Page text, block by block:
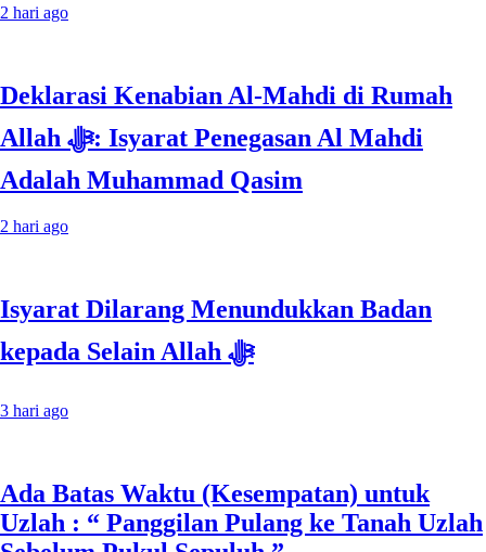
2 hari ago
Deklarasi Kenabian Al-Mahdi di Rumah
Allah ﷻ: Isyarat Penegasan Al Mahdi
Adalah Muhammad Qasim
2 hari ago
Isyarat Dilarang Menundukkan Badan
kepada Selain Allah ﷻ
3 hari ago
Ada Batas Waktu (Kesempatan) untuk
Uzlah : “ Panggilan Pulang ke Tanah Uzlah